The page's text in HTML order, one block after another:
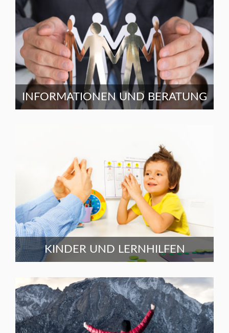
INFORMATIONEN UND BERATUNG
KINDER UND LERNHILFEN